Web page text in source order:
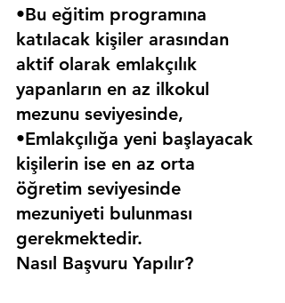
•Bu eğitim programına
katılacak kişiler arasından
aktif olarak emlakçılık
yapanların en az ilkokul
mezunu seviyesinde,
•Emlakçılığa yeni başlayacak
kişilerin ise en az orta
öğretim seviyesinde
mezuniyeti bulunması
gerekmektedir.
Nasıl Başvuru Yapılır?